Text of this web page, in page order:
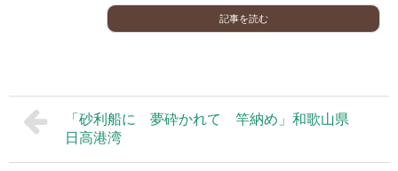
記事を読む
「砂利船に 夢砕かれて 竿納め」和歌山県
日高港湾